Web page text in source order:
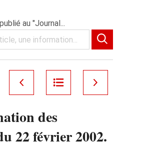
au "Journal...
des
22 février 2002.